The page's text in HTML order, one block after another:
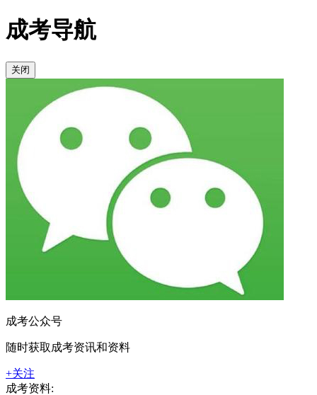
成考导航
关闭
成考公众号
随时获取成考资讯和资料
+关注
成考资料: